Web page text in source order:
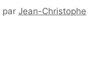
par Jean-Christophe